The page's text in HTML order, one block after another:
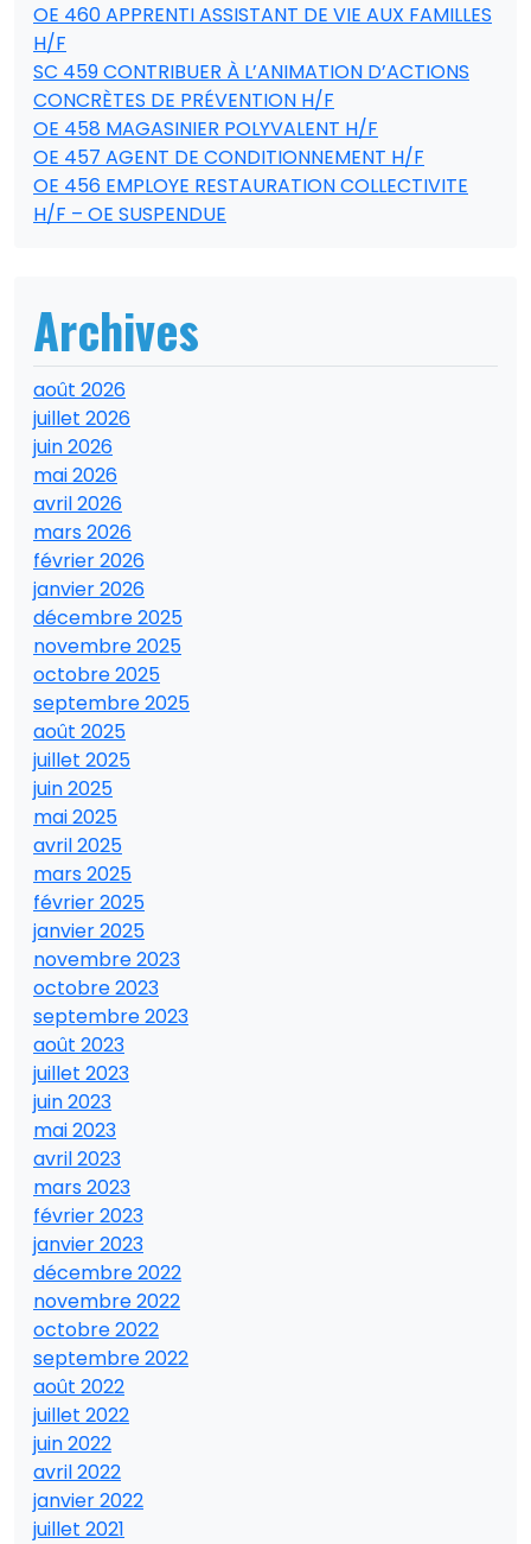
OE 460 APPRENTI ASSISTANT DE VIE AUX FAMILLES
H/F
SC 459 CONTRIBUER À L’ANIMATION D’ACTIONS
CONCRÈTES DE PRÉVENTION H/F
OE 458 MAGASINIER POLYVALENT H/F
OE 457 AGENT DE CONDITIONNEMENT H/F
OE 456 EMPLOYE RESTAURATION COLLECTIVITE
H/F – OE SUSPENDUE
Archives
août 2026
juillet 2026
juin 2026
mai 2026
avril 2026
mars 2026
février 2026
janvier 2026
décembre 2025
novembre 2025
octobre 2025
septembre 2025
août 2025
juillet 2025
juin 2025
mai 2025
avril 2025
mars 2025
février 2025
janvier 2025
novembre 2023
octobre 2023
septembre 2023
août 2023
juillet 2023
juin 2023
mai 2023
avril 2023
mars 2023
février 2023
janvier 2023
décembre 2022
novembre 2022
octobre 2022
septembre 2022
août 2022
juillet 2022
juin 2022
avril 2022
janvier 2022
juillet 2021